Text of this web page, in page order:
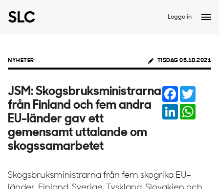
Logga in
NYHETER TISDAG 05.10.2021
JSM: Skogsbruksministrarna
från Finland och fem andra
EU-länder gav ett
gemensamt uttalande om
skogssamarbetet
Facebook
LinkedIn
Skogsbruksministrarna från fem skogrika EU-